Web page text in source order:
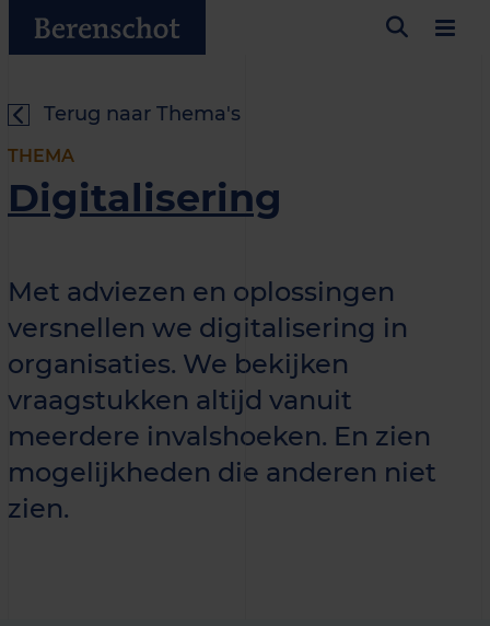
Terug naar Thema's
THEMA
Digitalisering
Met adviezen en oplossingen
versnellen we digitalisering in
organisaties. We bekijken
vraagstukken altijd vanuit
meerdere invalshoeken. En zien
mogelijkheden die anderen niet
zien.